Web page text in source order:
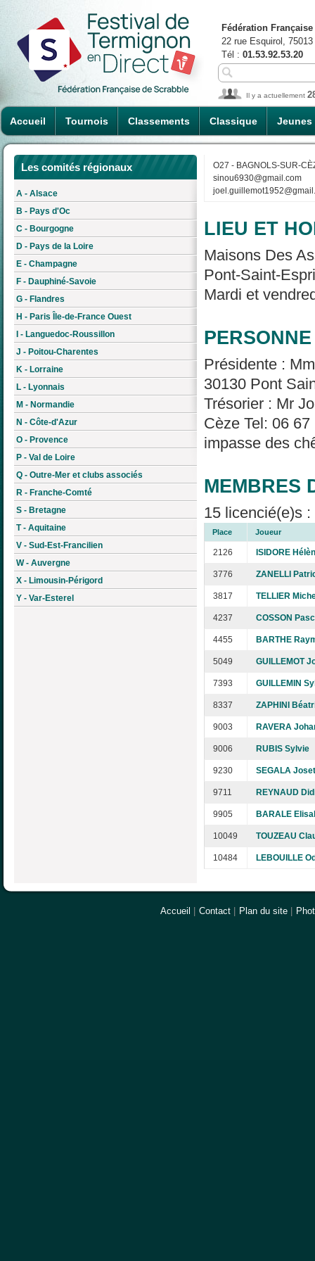
Accueil Tournois Classements Classique Jeunes
Fédération
22 rue Esquirol,
Tél : 01.53.92.53.20
Il y a actuellement
Les comités régionaux
A - Alsace
B - Pays d'Oc
C - Bourgogne
D - Pays de la Loire
E - Champagne
F - Dauphiné-Savoie
G - Flandres
H - Paris Île-de-France Ouest
I - Languedoc-Roussillon
J - Poitou-Charentes
K - Lorraine
L - Lyonnais
M - Normandie
N - Côte-d'Azur
O - Provence
P - Val de Loire
Q - Outre-Mer et clubs associés
R - Franche-Comté
S - Bretagne
T - Aquitaine
V - Sud-Est-Francilien
W - Auvergne
X - Limousin-Périgord
Y - Var-Esterel
O27 - BAGNOLS-SUR-
sinou6930@gmail.com
LIEU ET
Maisons Des
Pont-Saint-
Mardi et
Présidente :
30130 Pont
Trésorier : Mr
Cèze Tel: 06
impasse des
MEMBRES
15 licencié(e)s
Place Joueur
2126 ISIDORE
3776 ZANELLI
3817 TELLIER
4237 COSSON
4455 BARTHE
5049 GUILLEMOT
7393 GUILLEMIN
8337 ZAPHINI
9003 RAVERA
9006 RUBIS Sylvie
9230 SEGALA
9711 REYNAUD
9905 BARALE
10049 TOUZEAU
10484 LEBOUILLE
Accueil Contact Plan du site